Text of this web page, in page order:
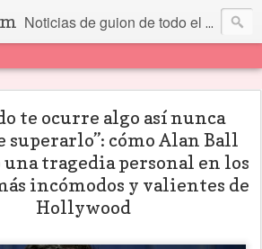
Noticias de guion de todo el mundo... Y más.
te ocurre algo así nunca
superarlo”: cómo Alan Ball
tragedia personal en los
incómodos y valientes de
Hollywood